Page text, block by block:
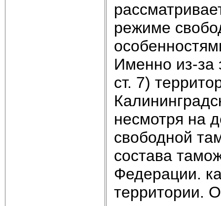
режиме
Именно из-за
ст. 7)
несмотря на
свободной
состава
Федерации.
территории.